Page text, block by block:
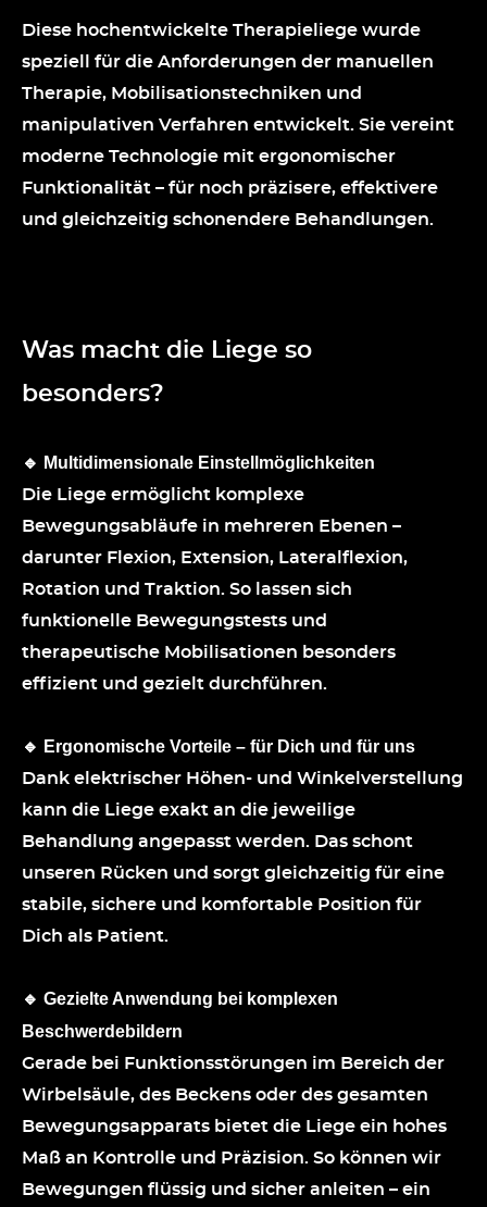
Diese hochentwickelte Therapieliege wurde
speziell für die Anforderungen der manuellen
Therapie, Mobilisationstechniken und
manipulativen Verfahren entwickelt. Sie vereint
moderne Technologie mit ergonomischer
Funktionalität – für noch präzisere, effektivere
und gleichzeitig schonendere Behandlungen.
Was macht die Liege so
besonders?
🔹 Multidimensionale Einstellmöglichkeiten
Die Liege ermöglicht komplexe
Bewegungsabläufe in mehreren Ebenen –
darunter Flexion, Extension, Lateralflexion,
Rotation und Traktion. So lassen sich
funktionelle Bewegungstests und
therapeutische Mobilisationen besonders
effizient und gezielt durchführen.
🔹 Ergonomische Vorteile – für Dich und für uns
Dank elektrischer Höhen- und Winkelverstellung
kann die Liege exakt an die jeweilige
Behandlung angepasst werden. Das schont
unseren Rücken und sorgt gleichzeitig für eine
stabile, sichere und komfortable Position für
Dich als Patient.
🔹 Gezielte Anwendung bei komplexen
Beschwerdebildern
Gerade bei Funktionsstörungen im Bereich der
Wirbelsäule, des Beckens oder des gesamten
Bewegungsapparats bietet die Liege ein hohes
Maß an Kontrolle und Präzision. So können wir
Bewegungen flüssig und sicher anleiten – ein